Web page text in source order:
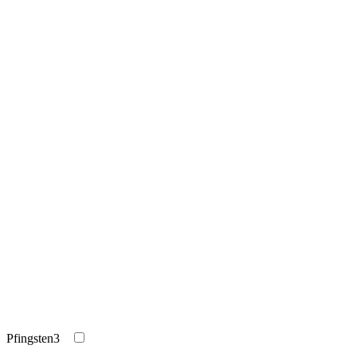
Pfingsten3